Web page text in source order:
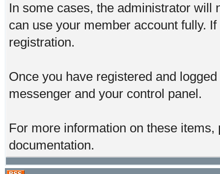
In some cases, the administrator will
can use your member account fully.
registration.
Once you have registered and
messenger and your control panel.
For more information on these
documentation.